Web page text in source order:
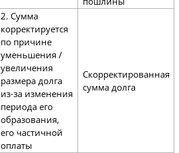
2. Сумма
корректируется
по причине
уменьшения /
увеличения
размера долга
из-за изменения
периода его
образования,
его частичной
оплаты
Скорректированная
сумма долга